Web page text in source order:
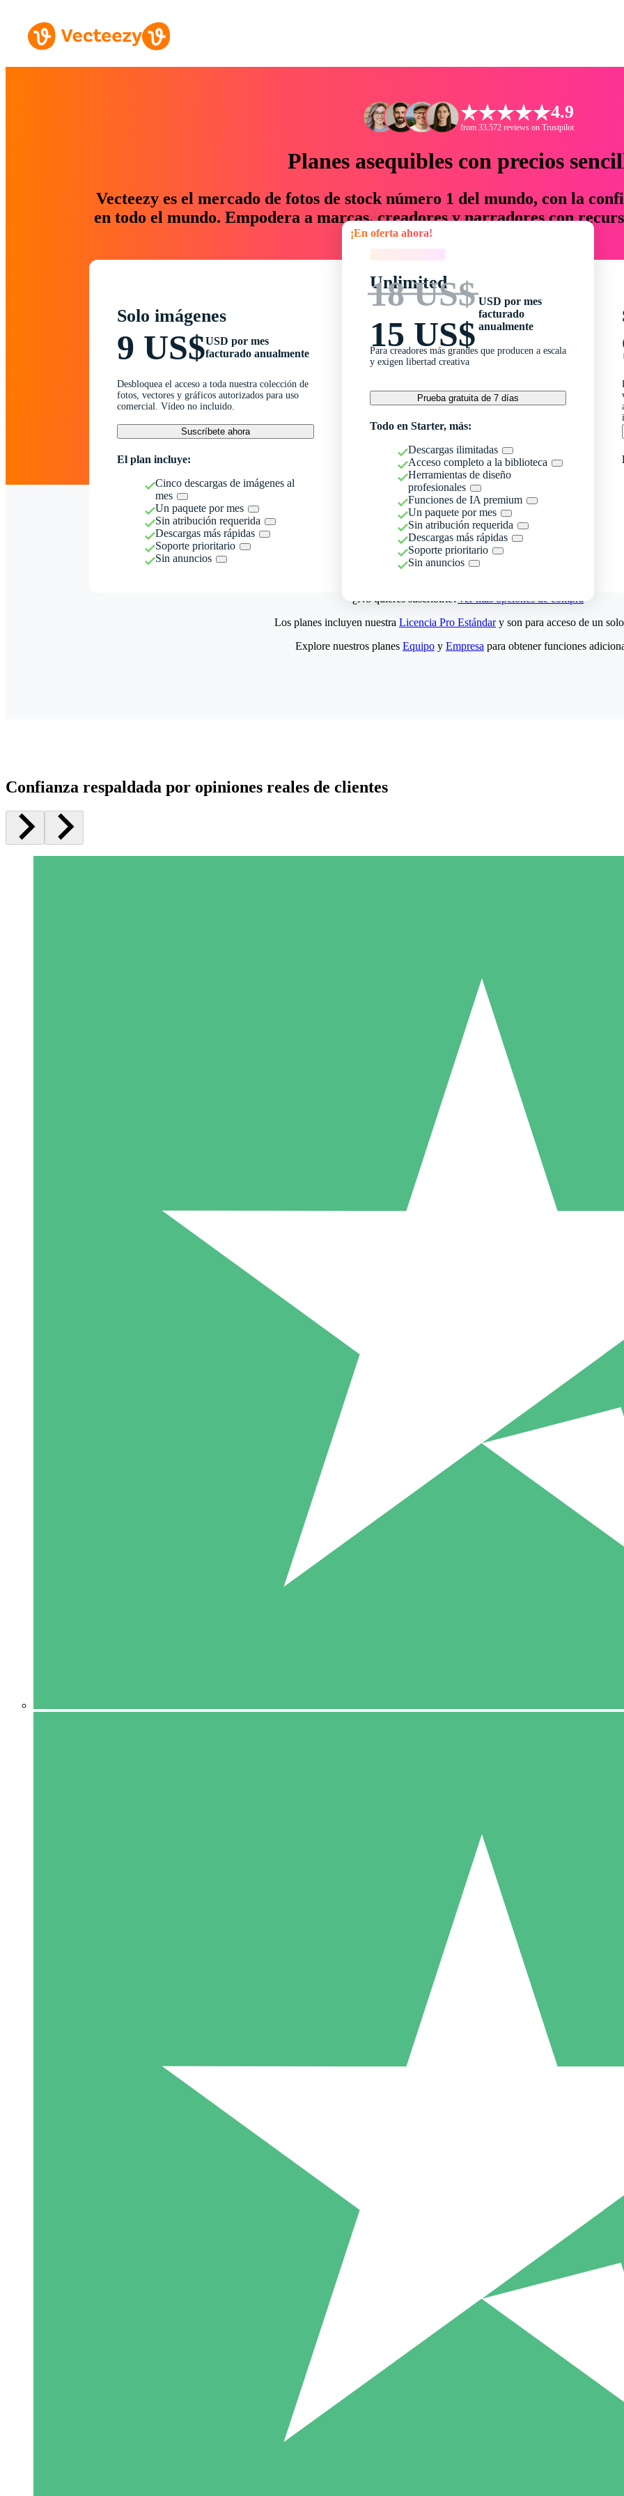
4.9
from 33.572 reviews on Trustpilot
Planes asequibles con precios
Vecteezy es el mercado de fotos de stock número 1 del mundo, con la
en todo el mundo. Empodera a marcas, creadores y narradores con
un 76 % en tiempo y presupuesto.
Solo imágenes
9 US$USD por mes
facturado anualmente
Desbloquea el acceso a toda nuestra colección de
fotos, vectores y gráficos autorizados para uso
comercial. Vídeo no incluido.
Suscríbete ahora
El plan incluye:
Cinco descargas de imágenes al
mes
Un paquete por mes
Sin atribución requerida
Descargas más rápidas
Soporte prioritario
Sin anuncios
¡En oferta ahora!
Unlimited
18 US$
15 US$
USD por mes
facturado
anualmente
Para creadores más grandes que producen a escala
y exigen libertad creativa
Prueba gratuita de 7 días
Todo en Starter, más:
Descargas ilimitadas
Acceso completo a la biblioteca
Herramientas de diseño
profesionales
Funciones de IA premium
Un paquete por mes
Sin atribución requerida
Descargas más rápidas
Soporte prioritario
Sin anuncios
¿No quieres suscribirte?Ver más opciones de compra
5 Descargas
15
Los planes incluyen nuestra Licencia Pro Estándary son para acceso de un
Explore nuestros planes Equipo y Empresa para obtener funciones
Confianza respaldada por opiniones reales de clientes